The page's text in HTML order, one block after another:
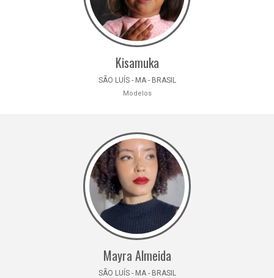
Kisamuka
SÃO LUÍS - MA - BRASIL
Modelos
Mayra Almeida
SÃO LUÍS - MA - BRASIL